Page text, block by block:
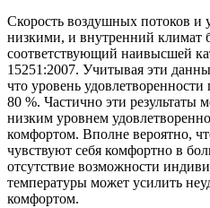
Скорость воздушных потоков и
низкими, и внутренний климат
соответствующий наивысшей
15251:2007. Учитывая эти
что уровень удовлетворенности
80 %. Частично эти результаты
низким уровнем
комфортом. Вполне вероятно,
чувствуют себя комфортно в
отсутствие возможности
температуры может усилить
комфортом.